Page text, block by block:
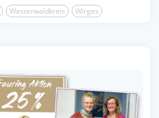
Westerwaldkreis Wirges